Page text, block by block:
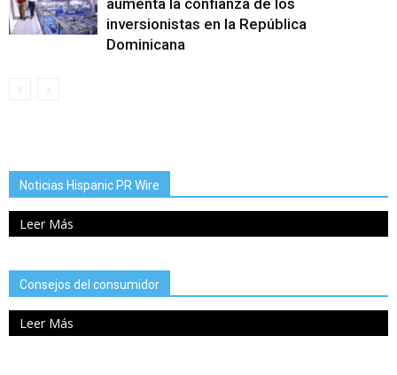
aumenta la confianza de los
inversionistas en la República
Dominicana
Noticias Hispanic PR Wire
Leer Más
Consejos del consumidor
Leer Más